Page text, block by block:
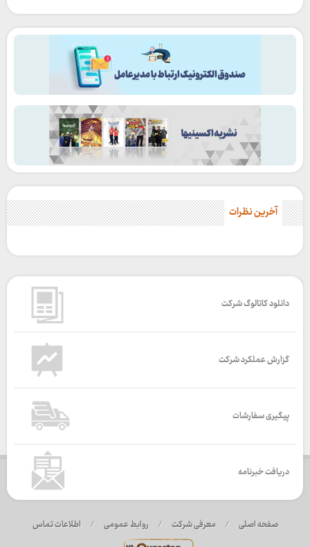
آخرین نظرات
دانلود کاتالوگ شرکت
گزارش عملکرد شرکت
پیگیری سفارشات
دریافت خبرنامه
صفحه اصلی / معرفی شرکت / روابط عمومی / اطلاعات تماس